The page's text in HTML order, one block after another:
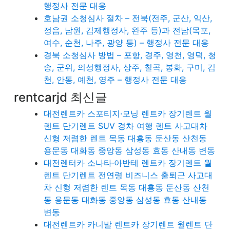
행정사 전문 대응
호남권 소청심사 절차 – 전북(전주, 군산, 익산,
정읍, 남원, 김제행정사, 완주 등)과 전남(목포,
여수, 순천, 나주, 광양 등) – 행정사 전문 대응
경북 소청심사 방법 – 포항, 경주, 영천, 영덕, 청
송, 군위, 의성행정사, 상주, 칠곡, 봉화, 구미, 김
천, 안동, 예천, 영주 – 행정사 전문 대응
rentcarjd 최신글
대전렌트카 스포티지·모닝 렌트카 장기렌트 월
렌트 단기렌트 SUV 경차 여행 렌트 사고대차
신형 저렴한 렌트 목동 대흥동 둔산동 산천동
용문동 대화동 중앙동 삼성동 효동 산내동 변동
대전렌터카 소나타·아반테 렌트카 장기렌트 월
렌트 단기렌트 전연령 비즈니스 출퇴근 사고대
차 신형 저렴한 렌트 목동 대흥동 둔산동 산천
동 용문동 대화동 중앙동 삼성동 효동 산내동
변동
대전렌트카 카니발 렌트카 장기렌트 월렌트 단